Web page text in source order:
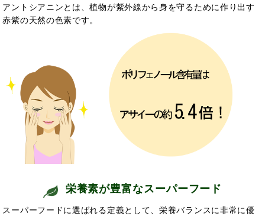
アントシアニンとは、植物が紫外線から身を守るために作り出す
赤紫の天然の色素です。
栄養素が豊富なスーパーフード
スーパーフードに選ばれる定義として、栄養バランスに非常に優